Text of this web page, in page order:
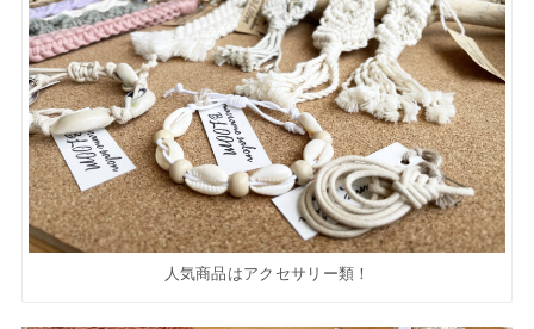
人気商品はアクセサリー類！